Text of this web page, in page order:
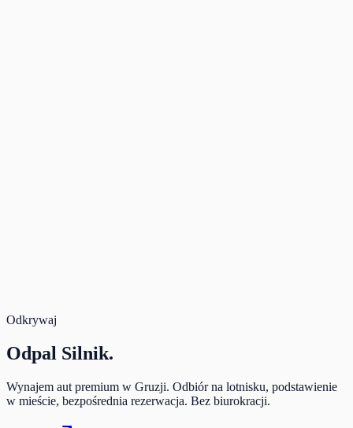
Odkrywaj
Odpal Silnik.
Wynajem aut premium w Gruzji. Odbiór na lotnisku, podstawienie
w mieście, bezpośrednia rezerwacja. Bez biurokracji.